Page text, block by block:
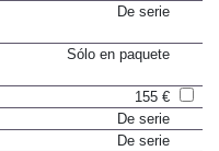
De serie
Sólo en paquete
155 €
De serie
De serie